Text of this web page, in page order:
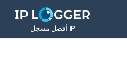
أفضل مسجل IP